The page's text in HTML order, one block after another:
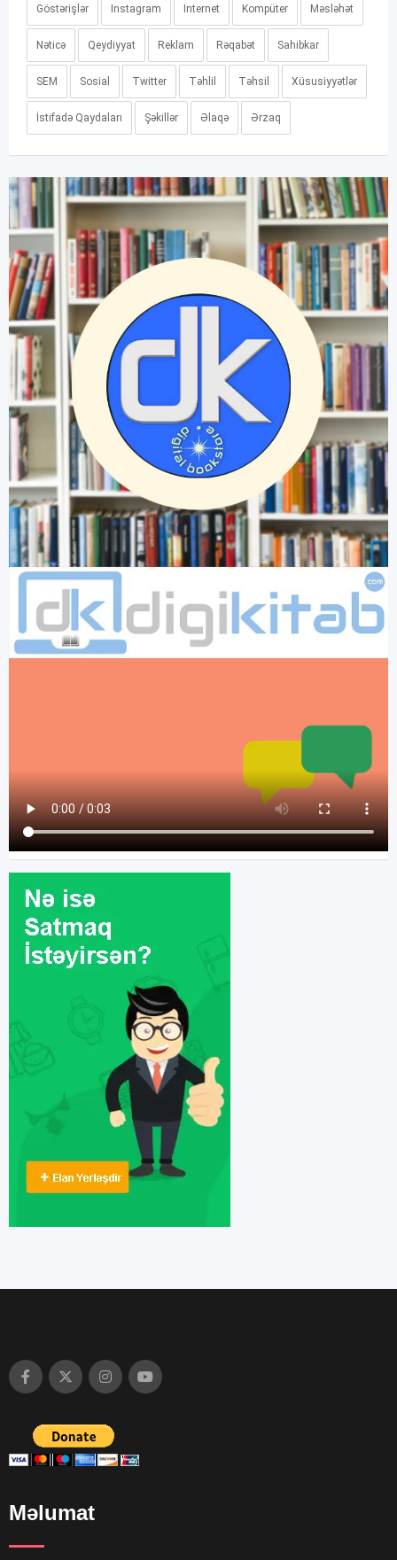
Göstərişlər Instagram Internet Kompüter Məsləhət
Nəticə Qeydiyyat Reklam Rəqabət Sahibkar
SEM Sosial Twitter Təhlil Təhsil Xüsusiyyətlər
İstifadə Qaydaları Şəkillər Əlaqə Ərzaq
Məlumat